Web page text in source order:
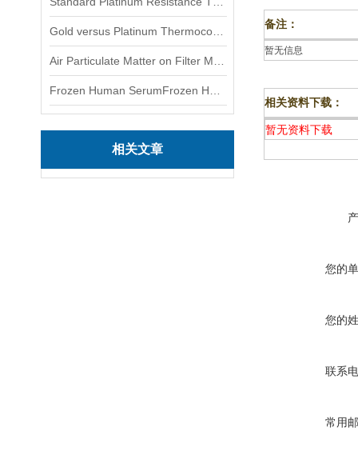
相关文章
备注：
暂无信息
相关资料下载：
暂无资料下载
您的
您的
联系
常用